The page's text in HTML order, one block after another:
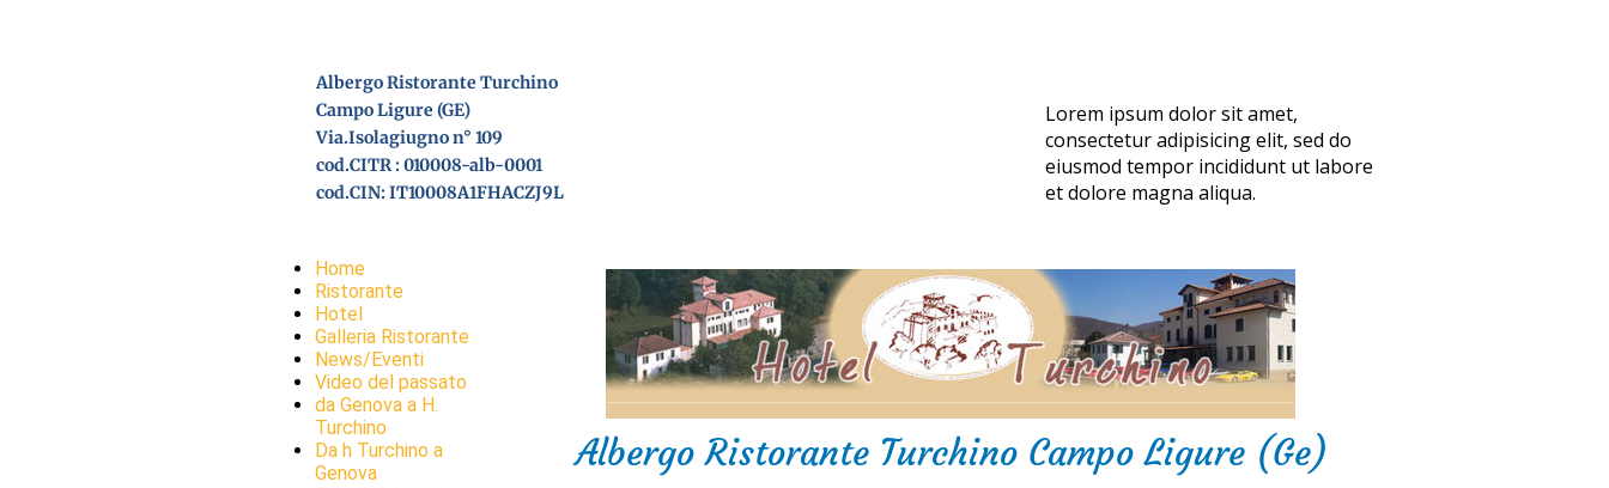
Albergo Ristorante Turchino
Campo Ligure (GE)
Via.Isolagiugno n° 109
cod.CITR : 010008-alb-0001
cod.CIN: IT10008A1FHACZJ9L
Lorem ipsum dolor sit amet,
consectetur adipisicing elit, sed do
eiusmod tempor incididunt ut labore
et dolore magna aliqua.
Home
Ristorante
Hotel
Galleria Ristorante
News/Eventi
Video del passato
da Genova a H.
Turchino
Da h Turchino a
Genova
Albergo Ristorante Turchino Campo Ligure (Ge)